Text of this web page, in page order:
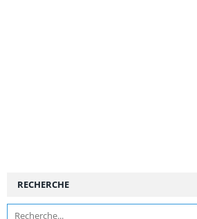
RECHERCHE